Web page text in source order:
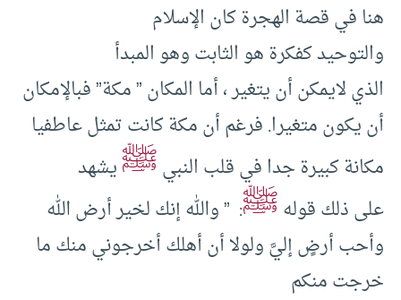
هنا في قصة الهجرة كان الإسلام
والتوحيد كفكرة هو الثابت وهو المبدأ
الذي لايمكن أن يتغير ، أما المكان ” مكة” فبالإمكان
أن يكون متغيرا. فرغم أن مكة كانت تمثل عاطفيا
مكانة كبيرة جدا في قلب النبيﷺيشهد
على ذلك قولهﷺ: ” والله إنك لخير أرض الله
وأحب أرضٍ إليَّ ولولا أن أهلك أخرجوني منك ما
خرجت منكم